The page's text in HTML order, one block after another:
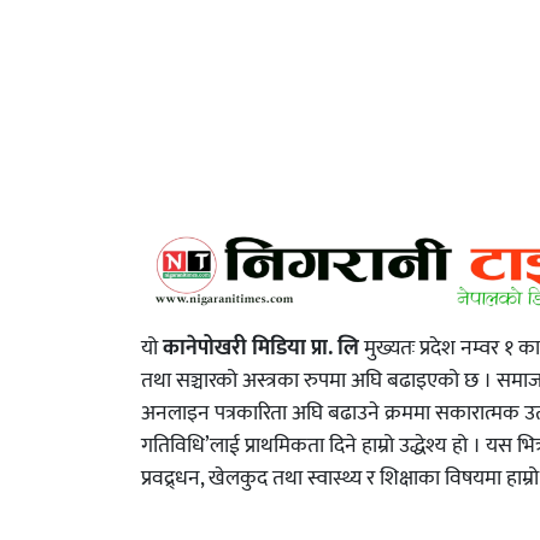
योकानेपोखरी मिडिया प्रा. लिमुख्यतः प्रदेश नम्वर १
तथा सञ्चारको अस्त्रका रुपमा अघि बढाइएको छ ।
अनलाइन पत्रकारिता अघि बढाउने क्रममा सकारात्मक
गतिविधि’लाई प्राथमिकता दिने हाम्रो उद्धेश्य हो । यस
प्रवद्र्धन, खेलकुद तथा स्वास्थ्य र शिक्षाका विषयमा